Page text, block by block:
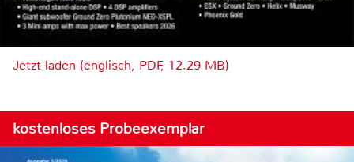
Jetzt laden (englisch, PDF, 12.29 MB)
kostenloses Probeexemplar